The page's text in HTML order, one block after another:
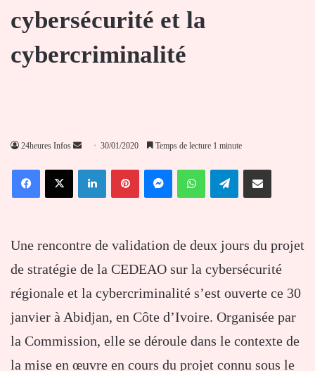
cybersécurité et la
cybercriminalité
24heures Infos
Envoyer
courriel
30/01/2020 Temps de lecture 1 minute
FacebookX LinkedinPinterestMessengerWhatsAppTelegramPartager par email
Une rencontre de validation de deux jours du projet
de stratégie de la CEDEAO sur la cybersécurité
régionale et la cybercriminalité s’est ouverte ce 30
janvier à Abidjan, en Côte d’Ivoire. Organisée par
la Commission, elle se déroule dans le contexte de
la mise en œuvre en cours du projet connu sous le